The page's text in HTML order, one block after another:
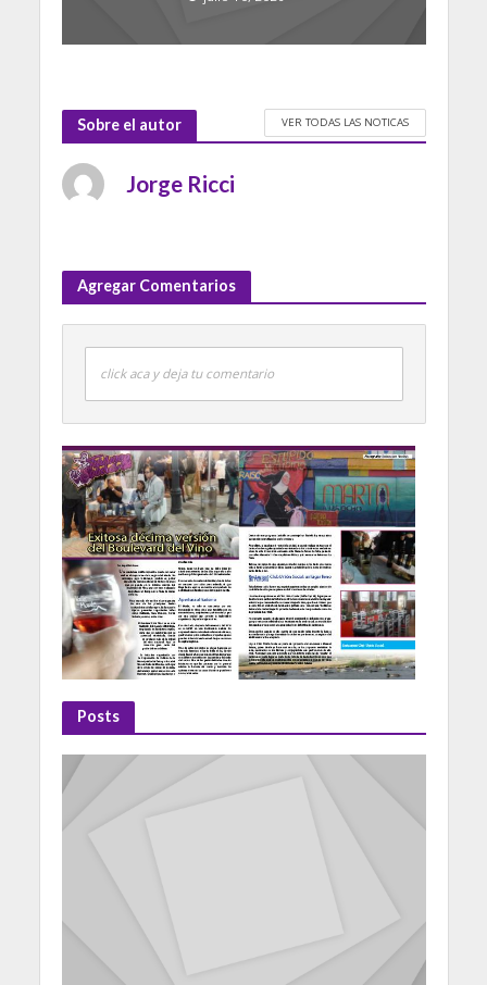
Sobre el autor VER TODAS LAS NOTICAS
Jorge Ricci
Agregar Comentarios
click aca y deja tu comentario
Posts